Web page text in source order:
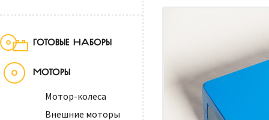
ГОТОВЫЕ НАБОРЫ
МОТОРЫ
Мотор-колеса
Внешние моторы